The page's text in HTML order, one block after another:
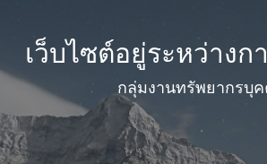
เว็บไซต์อยู่ระหว่างก
กลุ่มงานทรัพยากรบุ